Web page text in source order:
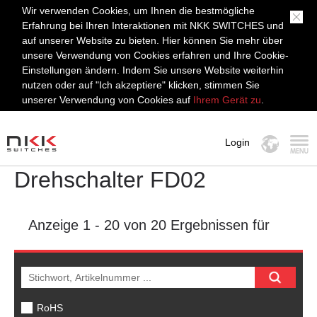
Wir verwenden Cookies, um Ihnen die bestmögliche
Erfahrung bei Ihren Interaktionen mit NKK SWITCHES und
auf unserer Website zu bieten. Hier können Sie mehr über
unsere Verwendung von Cookies erfahren und Ihre Cookie-
Einstellungen ändern. Indem Sie unsere Website weiterhin
nutzen oder auf "Ich akzeptiere" klicken, stimmen Sie
unserer Verwendung von Cookies auf Ihrem Gerät zu
Login
Drehschalter FD02
Anzeige 1 - 20 von 20 Ergebnissen für
RoHS